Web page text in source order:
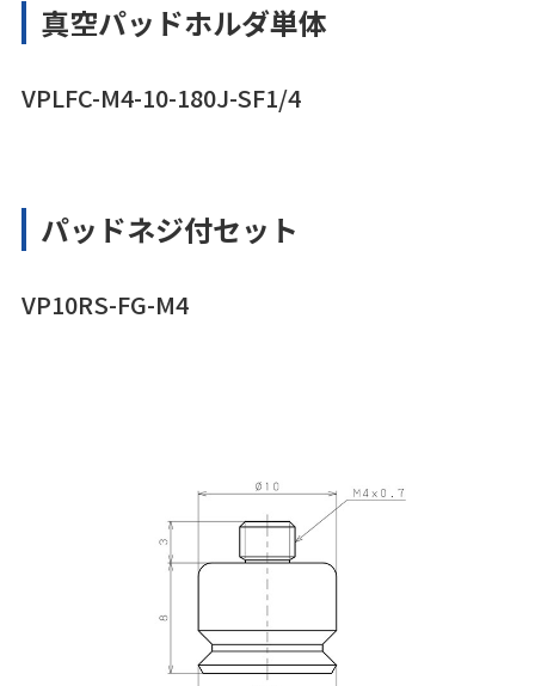
真空パッドホルダ単体
VPLFC-M4-10-180J-SF1/4
パッドネジ付セット
VP10RS-FG-M4